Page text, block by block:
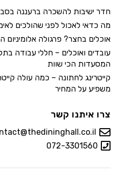
חדר ישיבות להשכרה ברעננה
מה כדאי לאכול לפני שהולכים
אוכלים בחצר? פרגולה
עובדים ואוכלים – חללי עבודה
המסעדות הכי שוות
קייטרינג לחתונה – כמה עולה
משפיע על המחיר
צרו איתנו קשר
072-3301560